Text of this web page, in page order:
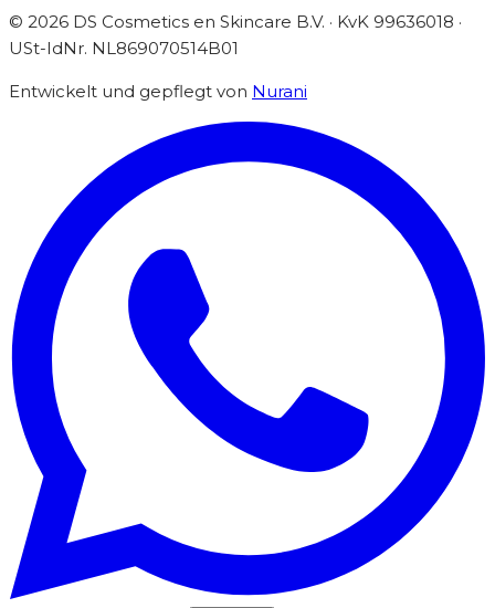
© 2026 DS Cosmetics en Skincare B.V. · KvK 99636018 ·
USt-IdNr. NL869070514B01
Entwickelt und gepflegt von Nurani